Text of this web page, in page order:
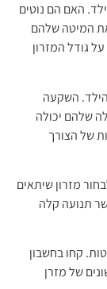
האם הם נוטים
המיטה שלהם
גודל המזרון
השקעה
שלהם יכולה
של הצורך
מזרון שיתאים
תנועה קלה
קחו בחשבון
של מזרן